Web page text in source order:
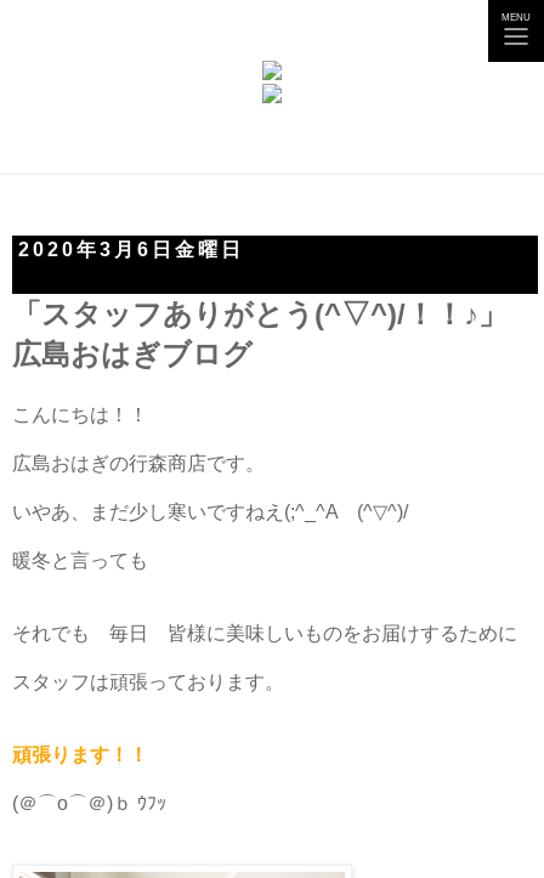
MENU
2020年3月6日金曜日
「スタッフありがとう(^▽^)/！！♪」
広島おはぎブログ
こんにちは！！
広島おはぎの行森商店です。
いやあ、まだ少し寒いですねえ(;^_^A (^▽^)/
暖冬と言っても
それでも 毎日 皆様に美味しいものをお届けするために
スタッフは頑張っております。
頑張ります！！
(＠⌒ο⌒＠)ｂ ｳﾌｯ